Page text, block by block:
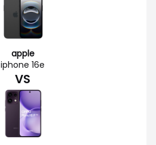
apple
iphone 16e
VS